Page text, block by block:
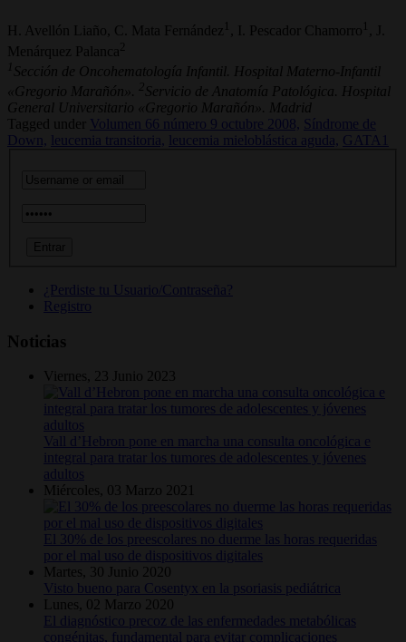
H. Avellón Liaño, C. Mata Fernández 1 , I. Pescador Chamorro 1
, J.
Menárquez Palanca
1 Sección de Oncohematología Infantil. Hospital Materno-Infantil
«Gregorio Marañón».
2 Servicio de Anatomía Patológica. Hospital
General Universitario «Gregorio Marañón». Madrid
Tagged under
Volumen 66 número 9 octubre 2008,
Síndrome de
Down,
leucemia transitoria, leucemia mieloblástica aguda, GATA1
¿Perdiste tu Usuario/Contraseña?
Registro
Noticias
Viernes, 23 Junio 2023
Vall d’Hebron pone en marcha una consulta oncológica e
integral para tratar los tumores de adolescentes y jóvenes
adultos
Miércoles, 03 Marzo 2021
El 30% de los preescolares no duerme las horas requeridas
por el mal uso de dispositivos digitales
Martes, 30 Junio 2020
Visto bueno para Cosentyx en la psoriasis pediátrica
Lunes, 02 Marzo 2020
El diagnóstico precoz de las enfermedades metabólicas
congénitas, fundamental para evitar complicaciones